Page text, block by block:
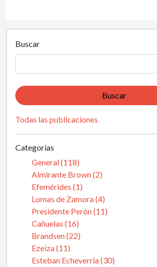
Buscar
Buscar
Todas las publicaciones
Categorías
General (118)
Almirante Brown (2)
Efemérides (1)
Lomas de Zamora (4)
Presidente Perón (11)
Cañuelas (16)
Brandsen (22)
Ezeiza (11)
Esteban Echeverria (30)